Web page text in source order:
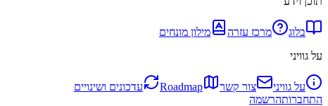
בלוג מרכז עזרה
מילון מונחים
על גוויני
על גוויני צור קשר Roadmap
עדכונים ושינויים
התחברותהרשמה